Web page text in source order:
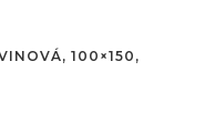
100×150,